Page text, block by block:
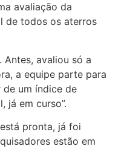
avaliação da
de todos os aterros
Antes, avaliou só a
a equipe parte para
um índice de
já em curso”.
pronta, já foi
estão em